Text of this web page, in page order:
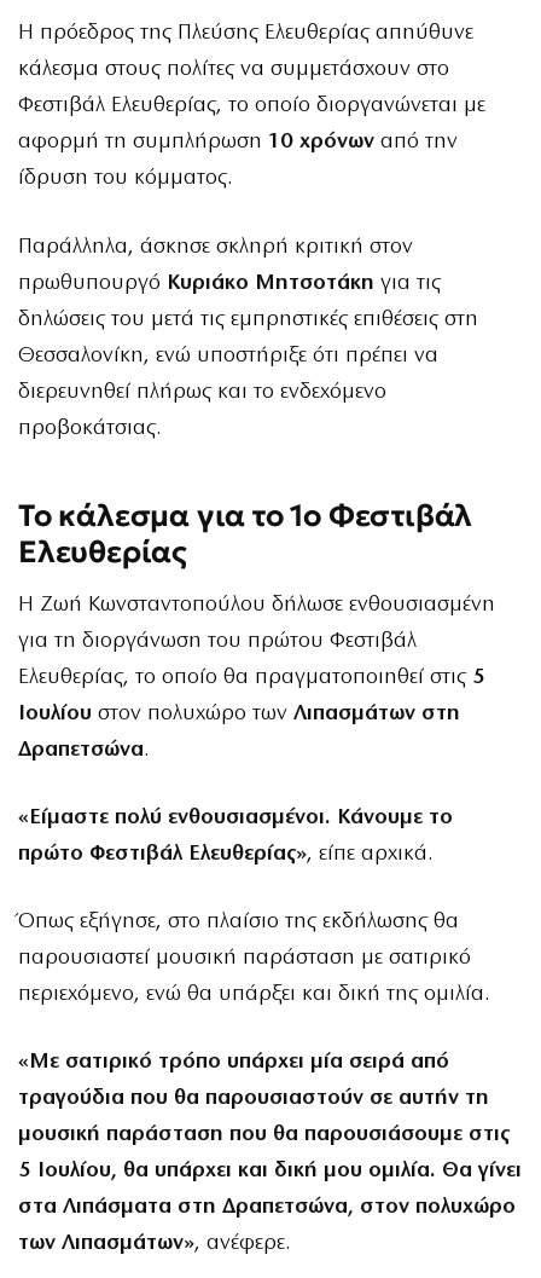
Η πρόεδρος της Πλεύσης Ελευθερίας απηύθυνε
κάλεσμα στους πολίτες να συμμετάσχουν στο
Φεστιβάλ Ελευθερίας, το οποίο διοργανώνεται με
αφορμή τη συμπλήρωση 10 χρόνων από την
ίδρυση του κόμματος.
Παράλληλα, άσκησε σκληρή κριτική στον
πρωθυπουργό Κυριάκο Μητσοτάκη για τις
δηλώσεις του μετά τις εμπρηστικές επιθέσεις στη
Θεσσαλονίκη, ενώ υποστήριξε ότι πρέπει να
διερευνηθεί πλήρως και το ενδεχόμενο
προβοκάτσιας.
Το κάλεσμα για το 1ο Φεστιβάλ
Ελευθερίας
Η Ζωή Κωνσταντοπούλου δήλωσε ενθουσιασμένη
για τη διοργάνωση του πρώτου Φεστιβάλ
Ελευθερίας, το οποίο θα πραγματοποιηθεί στις 5
Ιουλίου στον πολυχώρο των Λιπασμάτων στη
Δραπετσώνα.
«Είμαστε πολύ ενθουσιασμένοι. Κάνουμε το
πρώτο Φεστιβάλ Ελευθερίας», είπε αρχικά.
Όπως εξήγησε, στο πλαίσιο της εκδήλωσης θα
παρουσιαστεί μουσική παράσταση με σατιρικό
περιεχόμενο, ενώ θα υπάρξει και δική της ομιλία.
«Με σατιρικό τρόπο υπάρχει μία σειρά από
τραγούδια που θα παρουσιαστούν σε αυτήν τη
μουσική παράσταση που θα παρουσιάσουμε στις
5 Ιουλίου, θα υπάρχει και δική μου ομιλία. Θα γίνει
στα Λιπάσματα στη Δραπετσώνα, στον πολυχώρο
των Λιπασμάτων», ανέφερε.